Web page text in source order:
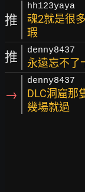
推
hh123yaya
魂2就是很
瑕
推 denny8437
永遠忘不了
→
denny8437
DLC洞窟那
幾場就過